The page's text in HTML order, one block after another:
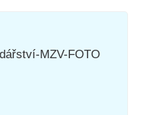
MZV-FOTO